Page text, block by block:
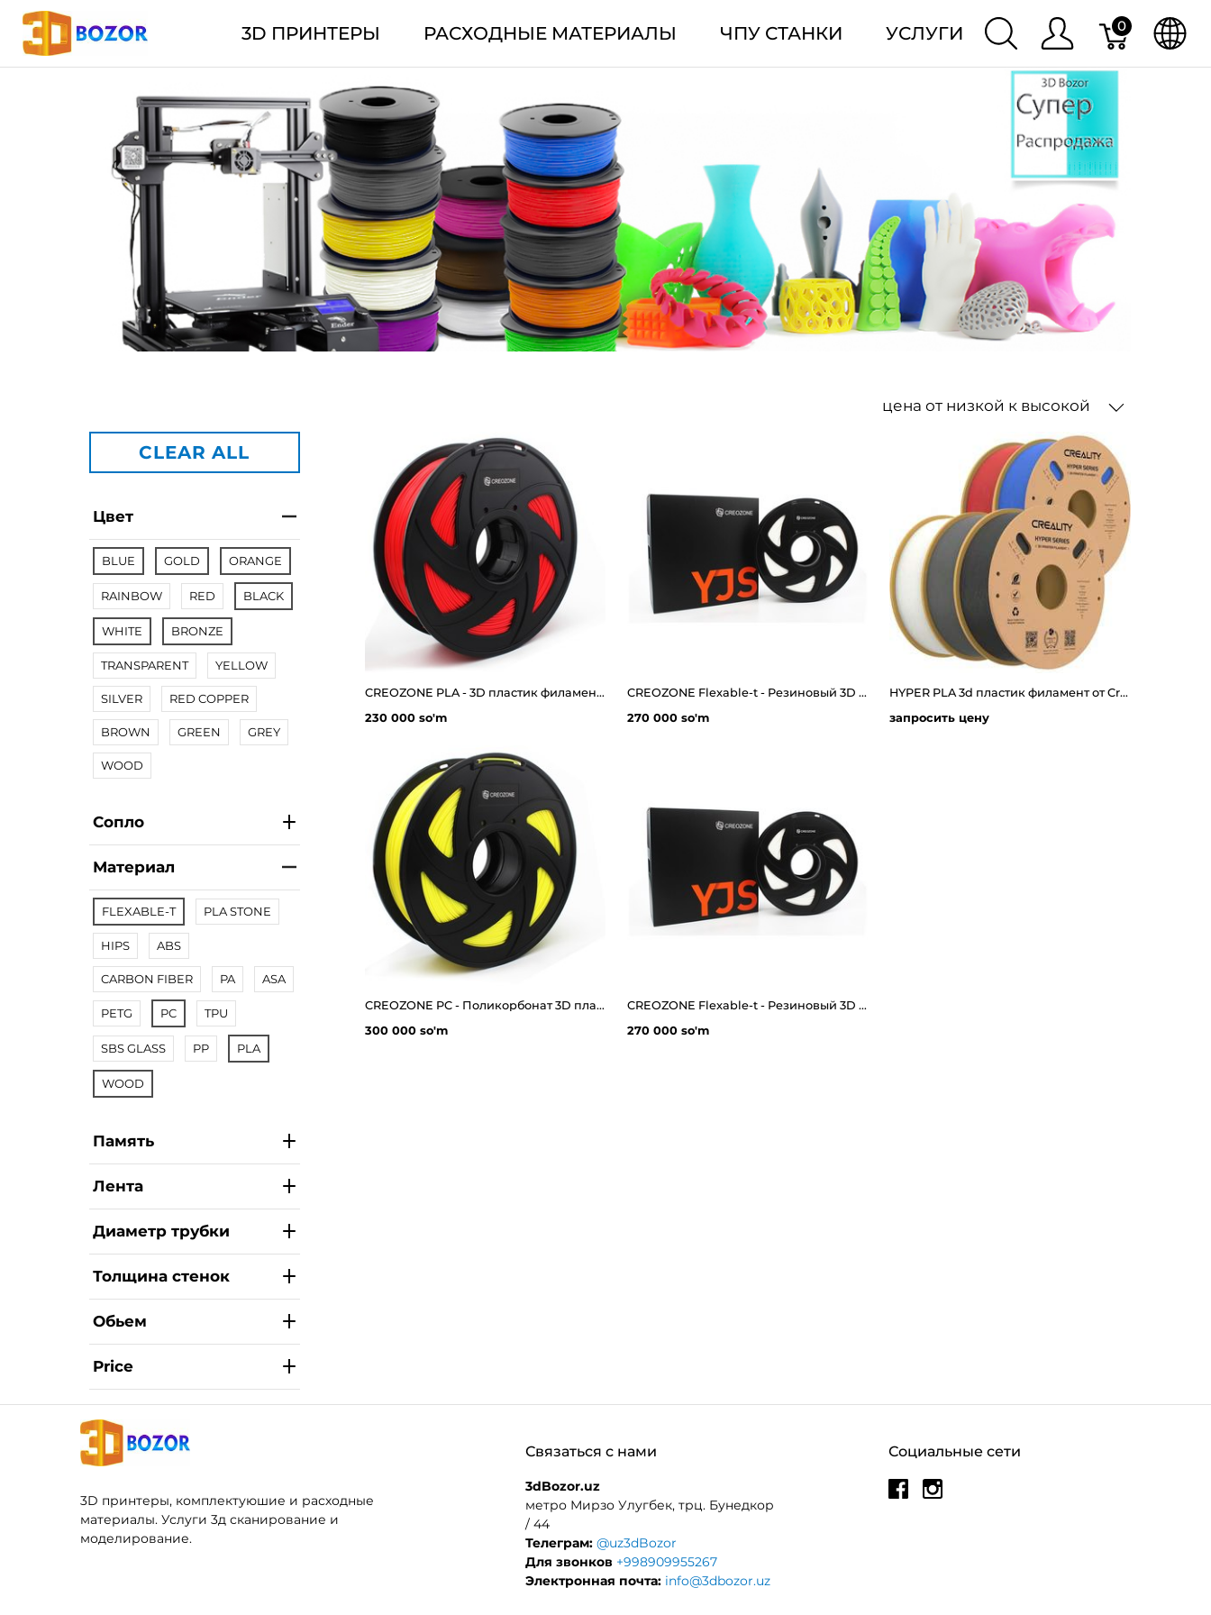
3D ПРИНТЕРЫ РАСХОДНЫЕ МАТЕРИАЛЫ ЧПУ СТАНКИ УСЛУГИ 0
цена от низкой к высокой
CLEAR ALL
Цвет
BLUE GOLD ORANGE
RAINBOW RED BLACK
WHITE BRONZE
TRANSPARENT YELLOW
SILVER RED COPPER
BROWN GREEN GREY
WOOD
Сопло
Материал
FLEXABLE-T PLA STONE
HIPS ABS
CARBON FIBER PA ASA
PETG PC TPU
SBS GLASS PP PLA
WOOD
Память
Лента
Диаметр трубки
Толщина стенок
Обьем
Price
CREOZONE PLA - 3D пластик филамент для 3д принтера. Наивысшего качества
230 000 so'm
CREOZONE Flexable-t - Резиновый 3D пластик филамент для 3д принтера. Наивысшего качества
270 000 so'm
HYPER PLA 3d пластик филамент от Creality 1.0 кг
запросить цену
CREOZONE PC - Поликорбонат 3D пластик филамент для 3д принтера. Наивысшего качества
300 000 so'm
CREOZONE Flexable-t - Резиновый 3D пластик филамент для 3д принтера. Наивысшего качества
270 000 so'm
3D принтеры, комплектуюшие и расходные
материалы. Услуги 3д сканирование и
моделирование.
Социальные сети
Связаться с нами
3dBozor.uz
метро Мирзо Улугбек, трц. Бунедкор
/ 44
Телеграм: @uz3dBozor
Для звонков +998909955267
Электронная почта: info@3dbozor.uz